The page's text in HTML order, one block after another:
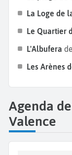
ambiance
l’UNESCO, où
sont brûlées
vacances à
La Loge de
Le Quartier
L'Albufera
Les Arènes
Agenda
Valence